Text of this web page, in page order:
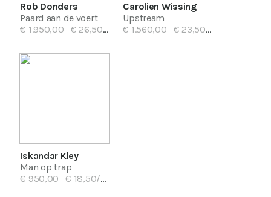
Rob Donders
Paard aan de voert
€ 1.950,00
€ 26,50/mnd
Carolien Wissing
Upstream
€ 1.560,00
€ 23,50/mnd
Iskandar Kley
Man op trap
€ 950,00
€ 18,50/mnd